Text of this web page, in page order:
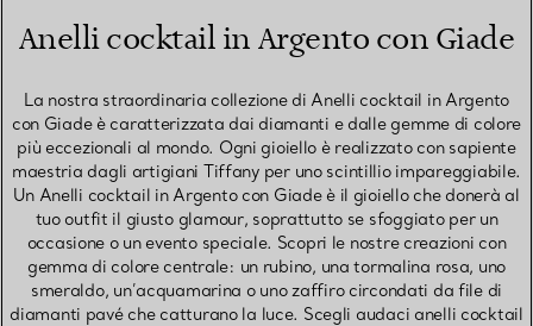
Anelli cocktail in Argento con Giade
La nostra straordinaria collezione di Anelli cocktail in Argento
con Giade è caratterizzata dai diamanti e dalle gemme di colore
più eccezionali al mondo. Ogni gioiello è realizzato con sapiente
maestria dagli artigiani Tiffany per uno scintillio impareggiabile.
Un Anelli cocktail in Argento con Giade è il gioiello che donerà al
tuo outfit il giusto glamour, soprattutto se sfoggiato per un
occasione o un evento speciale. Scopri le nostre creazioni con
gemma di colore centrale: un rubino, una tormalina rosa, uno
smeraldo, un’acquamarina o uno zaffiro circondati da file di
diamanti pavé che catturano la luce. Scegli audaci anelli cocktail